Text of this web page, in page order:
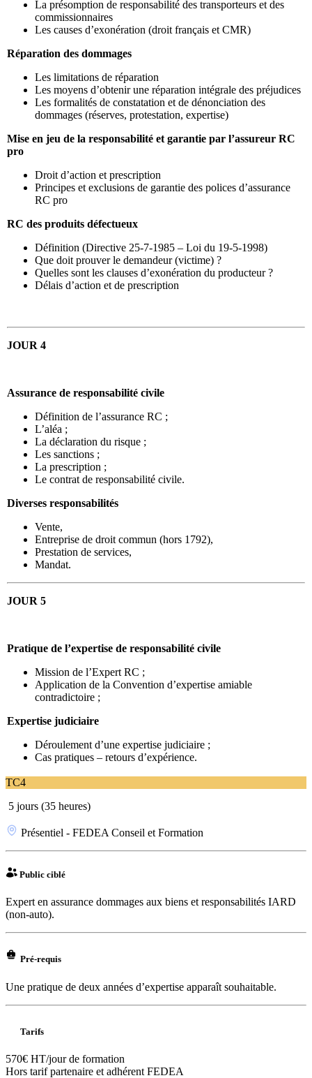
La présomption de responsabilité des transporteurs et des
commissionnaires
Les causes d’exonération (droit français et CMR)
Réparation des dommages
Les limitations de réparation
Les moyens d’obtenir une réparation intégrale des préjudices
Les formalités de constatation et de dénonciation des
dommages (réserves, protestation, expertise)
Mise en jeu de la responsabilité et garantie par l’assureur RC
pro
Droit d’action et prescription
Principes et exclusions de garantie des polices d’assurance
RC pro
RC des produits défectueux
Définition (Directive 25-7-1985 – Loi du 19-5-1998)
Que doit prouver le demandeur (victime) ?
Quelles sont les clauses d’exonération du producteur ?
Délais d’action et de prescription
JOUR 4
Assurance de responsabilité civile
Définition de l’assurance RC ;
L’aléa ;
La déclaration du risque ;
Les sanctions ;
La prescription ;
Le contrat de responsabilité civile.
Diverses responsabilités
Vente,
Entreprise de droit commun (hors 1792),
Prestation de services,
Mandat.
JOUR 5
Pratique de l’expertise de responsabilité civile
Mission de l’Expert RC ;
Application de la Convention d’expertise amiable
contradictoire ;
Expertise judiciaire
Déroulement d’une expertise judiciaire ;
Cas pratiques – retours d’expérience.
TC4
5 jours (35 heures)
Présentiel - FEDEA Conseil et Formation
Public ciblé
Expert en assurance dommages aux biens et responsabilités IARD
(non-auto).
Pré-requis
Une pratique de deux années d’expertise apparaît souhaitable.
Tarifs
570€ HT/jour de formation
Hors tarif partenaire et adhérent FEDEA